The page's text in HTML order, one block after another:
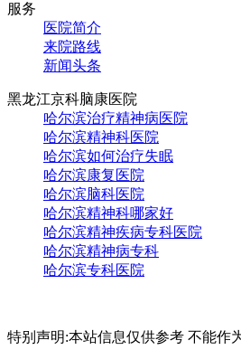
服务
医院简介
来院路线
新闻头条
黑龙江京科脑康医院
哈尔滨治疗精神病医院
哈尔滨精神科医院
哈尔滨如何治疗失眠
哈尔滨康复医院
哈尔滨脑科医院
哈尔滨精神科哪家好
哈尔滨精神疾病专科医院
哈尔滨精神病专科
哈尔滨专科医院
特别声明:本站信息仅供参考 不能作